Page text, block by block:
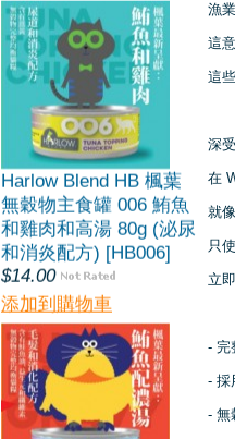
添加到購物車
Harlow Blend HB 楓葉
無穀物主食罐 006 鮪魚
和雞肉和高湯 80g (泌尿
和消炎配方) [HB006]
$14.00
添加到購物車
漁
這
這
深
在
就
只
立
- 完
- 採
- 無